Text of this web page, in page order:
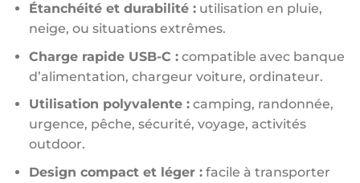
Étanchéité et durabilité :utilisation en pluie,
neige, ou situations extrêmes.
Charge rapide USB-C :compatible avec banque
d’alimentation, chargeur voiture, ordinateur.
Utilisation polyvalente :camping, randonnée,
urgence, pêche, sécurité, voyage, activités
outdoor.
Design compact et léger :facile à transporter